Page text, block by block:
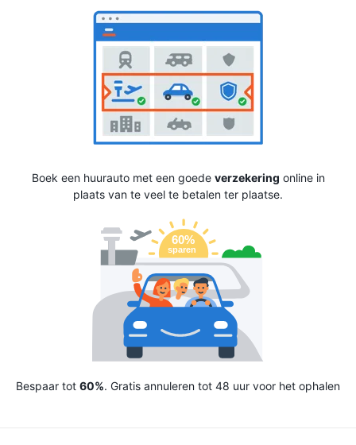
Boek een huurauto met een goede verzekering online in
plaats van te veel te betalen ter plaatse.
Bespaar tot 60%. Gratis annuleren tot 48 uur voor het ophalen